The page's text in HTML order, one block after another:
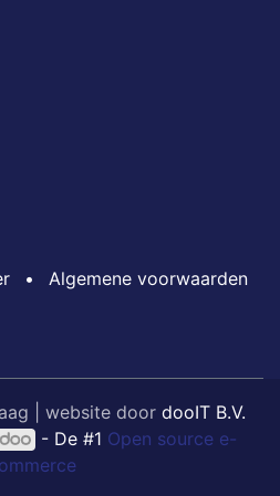
•
Algemene voorwaarden
| website door dooIT B.V.
- De #1 Open source e-